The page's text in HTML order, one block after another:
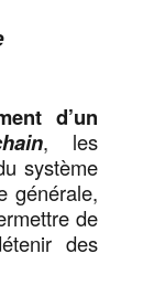
d’un
, les
système
générale,
de
des